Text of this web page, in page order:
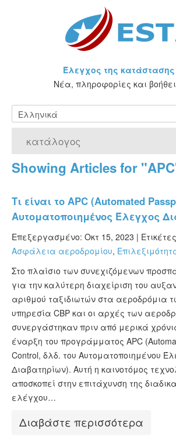
Έλεγχος της κατάστασης
Νέα, πληροφορίες και
κατάλογος
Αρχική Σελίδα
Τι είναι η άδεια ESTA;
VWP
ESTA Κατάσταση
ESTA άρθρα
Showing Articles for
Τι είναι το APC (Automated
Αυτοματοποιημένος Έλεγχος
Επεξεργασμένο: Οκτ 15, 2023 |
Ασφάλεια αεροδρομίου,
Στο πλαίσιο των συνεχιζόμενων
για την καλύτερη διαχείριση του
αριθμού ταξιδιωτών στα αεροδρόμια
υπηρεσία CBP και οι αρχές των
συνεργάστηκαν πριν από μερικά
έναρξη του προγράμματος APC
Control, δλδ. του Αυτοματοποιημένου
Διαβατηρίων). Αυτή η καινοτόμος
αποσκοπεί στην επιτάχυνση της
ελέγχου…
Διαβάστε περισσότερα